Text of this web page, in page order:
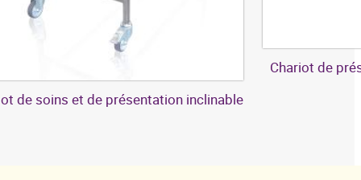
de soins et de présentation inclinable
Chariot de